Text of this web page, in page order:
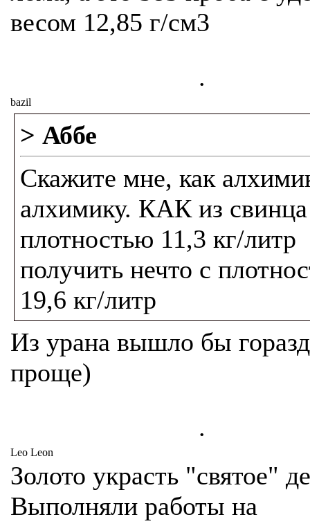
весом 12,85 г/см3
.
bazil
> Аббе
Скажите мне, как
алхимику. КАК из
плотностью 11,3 кг/литр
получить нечто с
19,6 кг/литр
Из урана вышло бы
проще)
.
Leo Leon
Золото украсть "святое"
Выполняли работы на